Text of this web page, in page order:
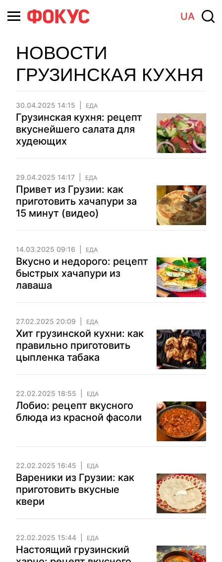
UA
НОВОСТИ
ГРУЗИНСКАЯ КУХНЯ
30.04.2025 14:15 ЕДА
Грузинская кухня: рецепт
вкуснейшего салата для
худеющих
29.04.2025 14:17 ЕДА
Привет из Грузии: как
приготовить хачапури за
15 минут (видео)
14.03.2025 09:16 ЕДА
Вкусно и недорого: рецепт
быстрых хачапури из
лаваша
27.02.2025 20:09 ЕДА
Хит грузинской кухни: как
правильно приготовить
цыпленка табака
22.02.2025 18:55 ЕДА
Лобио: рецепт вкусного
блюда из красной фасоли
22.02.2025 16:45 ЕДА
Вареники из Грузии: как
приготовить вкусные
квери
22.02.2025 15:44 ЕДА
Настоящий грузинский